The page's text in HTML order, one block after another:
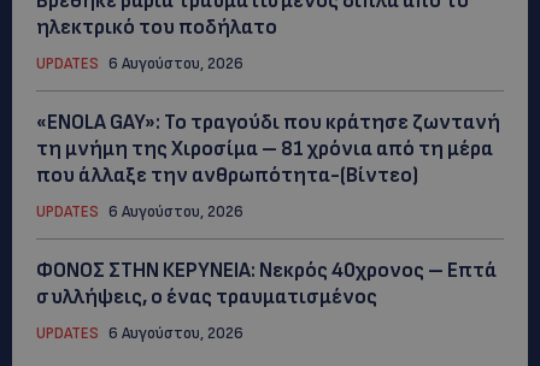
ηλεκτρικό του ποδήλατο
UPDATES 6 Αυγούστου, 2026
«ENOLA GAY»: Το τραγούδι που κράτησε ζωντανή
τη μνήμη της Χιροσίμα – 81 χρόνια από τη μέρα
που άλλαξε την ανθρωπότητα-(Bίντεο)
UPDATES 6 Αυγούστου, 2026
ΦΟΝΟΣ ΣΤΗΝ ΚΕΡΥΝΕΙΑ: Νεκρός 40χρονος – Επτά
συλλήψεις, ο ένας τραυματισμένος
UPDATES 6 Αυγούστου, 2026